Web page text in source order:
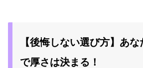
【後悔しない選び方】あな
で厚さは決まる！